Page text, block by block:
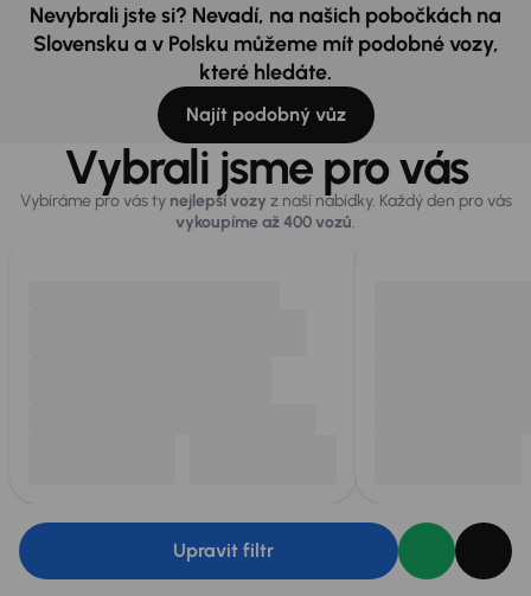
Nevybrali jste si? Nevadí, na našich pobočkách na
Slovensku a v Polsku můžeme mít podobné vozy,
které hledáte.
Najít podobný vůz
Vybrali jsme pro vás
Vybíráme pro vás ty nejlepší vozy z naší nabídky. Každý den pro vás
vykoupíme až 400 vozů.
Upravit filtr